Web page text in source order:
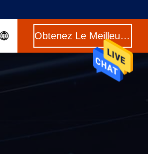
Obtenez Le Meilleur Prix